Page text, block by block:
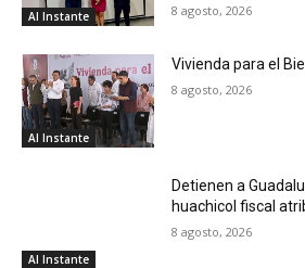
Al Instante 8 agosto, 2026
Al Instante
Vivienda para el
8 agosto, 2026
Al Instante
Detienen a
huachicol fiscal
8 agosto, 2026